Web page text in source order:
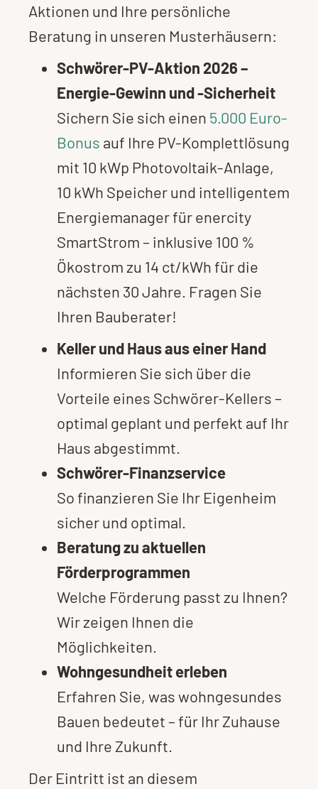
Aktionen und Ihre persönliche
Beratung in unseren Musterhäusern:
Schwörer-PV-Aktion 2026 –
Energie-Gewinn und -Sicherheit
Sichern Sie sich einen 5.000 Euro-
Bonus auf Ihre PV-Komplettlösung
mit 10 kWp Photovoltaik-Anlage,
10 kWh Speicher und intelligentem
Energiemanager für enercity
SmartStrom – inklusive 100 %
Ökostrom zu 14 ct/kWh für die
nächsten 30 Jahre. Fragen Sie
Ihren Bauberater!
Keller und Haus aus einer Hand
Informieren Sie sich über die
Vorteile eines Schwörer-Kellers –
optimal geplant und perfekt auf Ihr
Haus abgestimmt.
Schwörer-Finanzservice
So finanzieren Sie Ihr Eigenheim
sicher und optimal.
Beratung zu aktuellen
Förderprogrammen
Welche Förderung passt zu Ihnen?
Wir zeigen Ihnen die
Möglichkeiten.
Wohngesundheit erleben
Erfahren Sie, was wohngesundes
Bauen bedeutet – für Ihr Zuhause
und Ihre Zukunft.
Der Eintritt ist an diesem